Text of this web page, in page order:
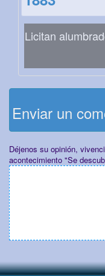
Licitan
Enviar un
Déjenos su opinión,
acontecimiento "Se